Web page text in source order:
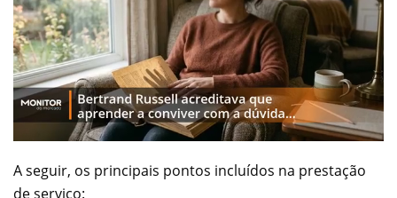
A seguir, os principais pontos incluídos na prestação
de serviço: